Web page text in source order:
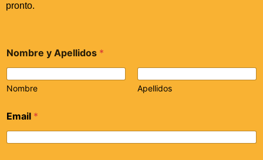
pronto.
Nombre y Apellidos *
Nombre Apellidos
Email *